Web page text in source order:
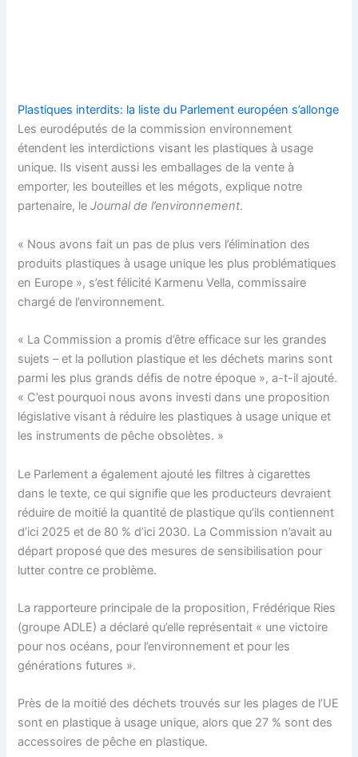
Plastiques interdits: la liste du Parlement européen s’allonge
Les eurodéputés de la commission environnement
étendent les interdictions visant les plastiques à usage
unique. Ils visent aussi les emballages de la vente à
emporter, les bouteilles et les mégots, explique notre
partenaire, leJournal de l’environnement.
« Nous avons fait un pas de plus vers l’élimination des
produits plastiques à usage unique les plus problématiques
en Europe », s’est félicité Karmenu Vella, commissaire
chargé de l’environnement.
« La Commission a promis d’être efficace sur les grandes
sujets – et la pollution plastique et les déchets marins sont
parmi les plus grands défis de notre époque », a-t-il ajouté.
« C’est pourquoi nous avons investi dans une proposition
législative visant à réduire les plastiques à usage unique et
les instruments de pêche obsolètes. »
Le Parlement a également ajouté les filtres à cigarettes
dans le texte, ce qui signifie que les producteurs devraient
réduire de moitié la quantité de plastique qu’ils contiennent
d’ici 2025 et de 80 % d’ici 2030. La Commission n’avait au
départ proposé que des mesures de sensibilisation pour
lutter contre ce problème.
La rapporteure principale de la proposition, Frédérique Ries
(groupe ADLE) a déclaré qu’elle représentait « une victoire
pour nos océans, pour l’environnement et pour les
générations futures ».
Près de la moitié des déchets trouvés sur les plages de l’UE
sont en plastique à usage unique, alors que 27 % sont des
accessoires de pêche en plastique.